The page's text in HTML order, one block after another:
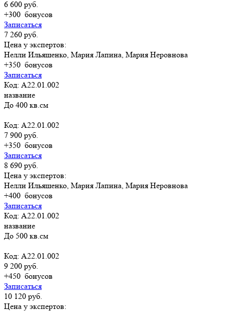
6 600 руб.
+300 бонусов
Записаться
7 260 руб.
Цена у экспертов:
Нелли Ильяшенко, Мария Лапина, Мария Неровнова
+350 бонусов
Записаться
Код: A22.01.002
название
До 400 кв.см
Код: A22.01.002
7 900 руб.
+350 бонусов
Записаться
8 690 руб.
Цена у экспертов:
Нелли Ильяшенко, Мария Лапина, Мария Неровнова
+400 бонусов
Записаться
Код: A22.01.002
название
До 500 кв.см
Код: A22.01.002
9 200 руб.
+450 бонусов
Записаться
10 120 руб.
Цена у экспертов: